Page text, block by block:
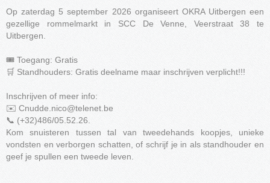
Op zaterdag 5 september 2026 organiseert OKRA Uitbergen een
gezellige rommelmarkt in SCC De Venne, Veerstraat 38 te
Uitbergen.
🎟️ Toegang: Gratis
🛒 Standhouders: Gratis deelname maar inschrijven verplicht!!!
Inschrijven of meer info:
✉️ Cnudde.nico@telenet.be
📞 (+32)486/05.52.26.
Kom snuisteren tussen tal van tweedehands koopjes, unieke
vondsten en verborgen schatten, of schrijf je in als standhouder en
geef je spullen een tweede leven.